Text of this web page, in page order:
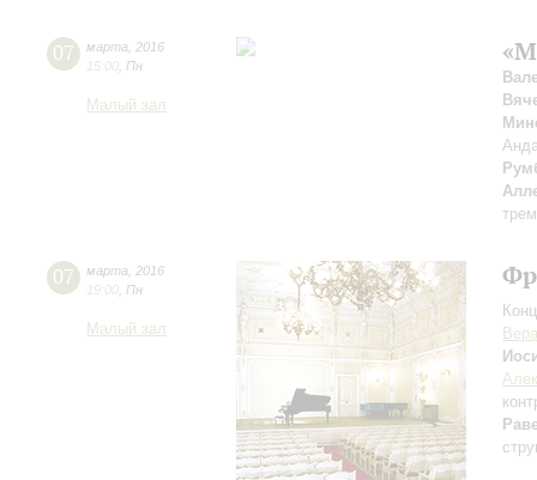
07 марта
2016
15:00 Пн
Малый зал
07 марта
2016
19:00 Пн
Малый зал